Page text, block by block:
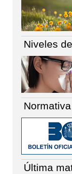
Niveles
Última